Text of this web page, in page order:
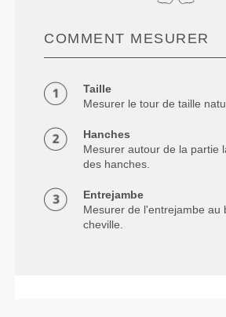
COMMENT MESURER
Taille
Mesurer le tour de taille
Hanches
Mesurer autour de la partie
des hanches.
Entrejambe
Mesurer de l'entrejambe au
cheville.